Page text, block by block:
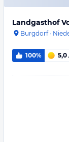
Landgasthof
Burgdorf·
100% 5,0